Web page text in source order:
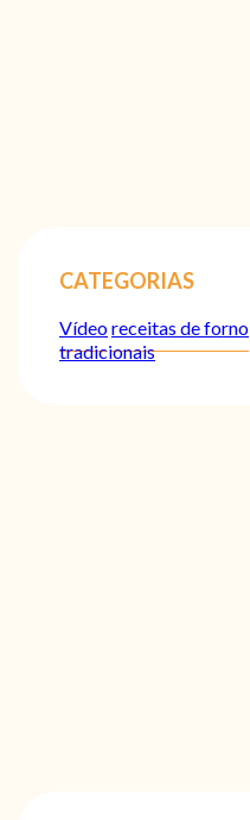
CATEGORIAS
Vídeoreceitas de forno
tradicionais